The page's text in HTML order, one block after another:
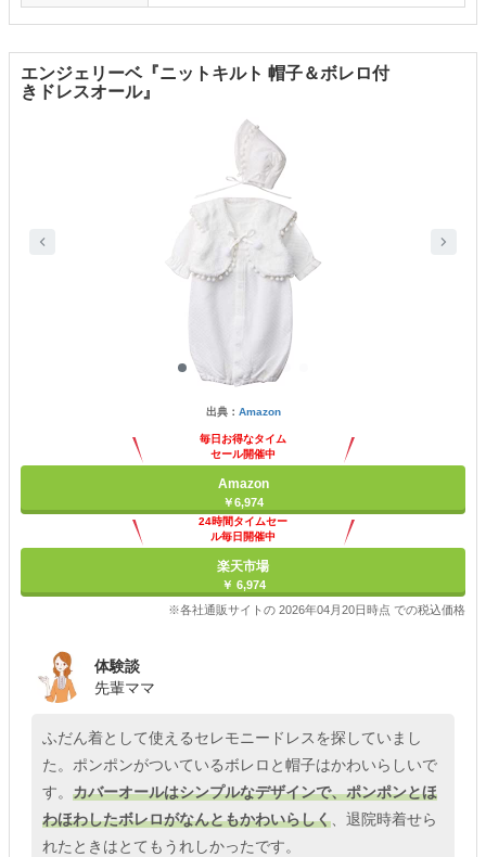
エンジェリーベ『ニットキルト 帽子＆ボレロ付
きドレスオール』
出典： Amazon
毎日お得なタイム
セール開催中
Amazon
￥6,974
24時間タイムセー
ル毎日開催中
楽天市場
￥ 6,974
※各社通販サイトの 2026年04月20日時点 での税込価格
体験談
先輩ママ
ふだん着として使えるセレモニードレスを探していまし
た。ポンポンがついているボレロと帽子はかわいらしいで
す。 カバーオールはシンプルなデザインで、ポンポンとほ
わほわしたボレロがなんともかわいらしく、退院時着せら
れたときはとてもうれしかったです。